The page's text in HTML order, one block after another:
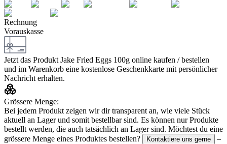
Rechnung
Vorauskasse
Jetzt das Produkt Jake Fried Eggs 100g online kaufen / bestellen
und im Warenkorb eine kostenlose Geschenkkarte mit persönlicher
Nachricht erhalten.
Grössere Menge:
Bei jedem Produkt zeigen wir dir transparent an, wie viele Stück
aktuell an Lager und somit bestellbar sind. Es können nur Produkte
bestellt werden, die auch tatsächlich an Lager sind. Möchtest du eine
grössere Menge eines Produktes bestellen?
Kontaktiere uns gerne
–